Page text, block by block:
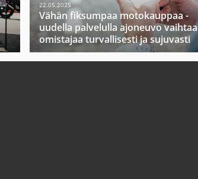
22.05.2025
Vähän fiksumpaa motokauppaa -
uudella palvelulla ajoneuvo vaihtaa
omistajaa turvallisesti ja sujuvasti